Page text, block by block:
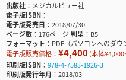
出版社
メジカルビュー社
電子版ISBN
電子版発売日
2018/07/30
ページ数
176ページ判型
B5
フォーマット
PDF（パソコンへのダウ
電子版販売価格： ¥4,400(本体
印刷版ISBN
978-4-7583-1926-3
印刷版発行年月
2018/03